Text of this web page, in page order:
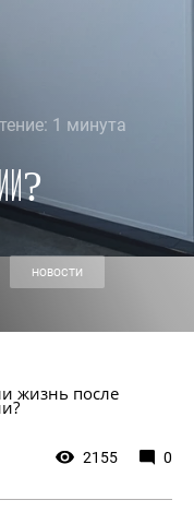
1 минута
НОВОСТИ
жизнь после
2155 0